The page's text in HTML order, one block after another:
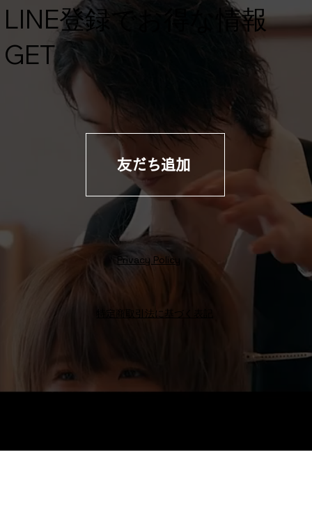
Privacy Policy
​LINE登録でお得な情報
GET
友だち追加
特定商取引法に基づく表記